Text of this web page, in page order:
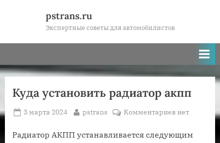
pstrans.ru
Экспертные советы для автомобилистов
Куда установить радиатор акпп
Posted
3 марта 2024 By
pstrans Комментариевк
Куда
нет
Радиатор АКПП устанавливается следующим